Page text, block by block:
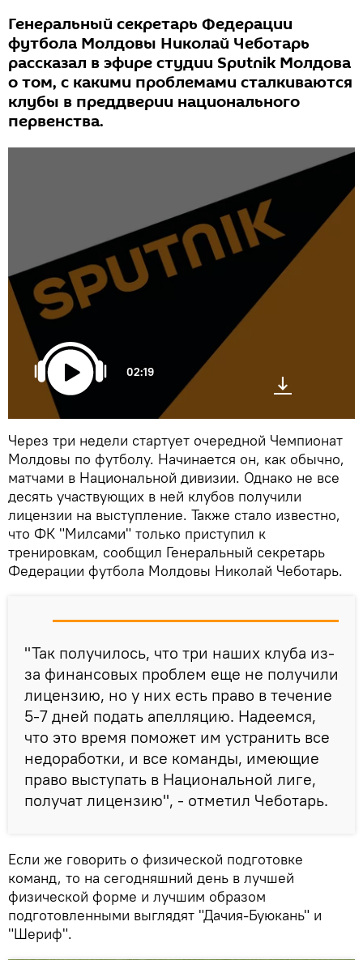
Генеральный секретарь Федерации
футбола Молдовы Николай Чеботарь
рассказал в эфире студии Sputnik Молдова
о том, с какими проблемами сталкиваются
клубы в преддверии национального
первенства.
02:19
Через три недели стартует очередной Чемпионат
Молдовы по футболу. Начинается он, как обычно,
матчами в Национальной дивизии. Однако не все
десять участвующих в ней клубов получили
лицензии на выступление. Также стало известно,
что ФК "Милсами" только приступил к
тренировкам, сообщил Генеральный секретарь
Федерации футбола Молдовы Николай Чеботарь.
"Так получилось, что три наших клуба из-
за финансовых проблем еще не получили
лицензию, но у них есть право в течение
5-7 дней подать апелляцию. Надеемся,
что это время поможет им устранить все
недоработки, и все команды, имеющие
право выступать в Национальной лиге,
получат лицензию", - отметил Чеботарь.
Если же говорить о физической подготовке
команд, то на сегодняшний день в лучшей
физической форме и лучшим образом
подготовленными выглядят "Дачия-Буюкань" и
"Шериф".